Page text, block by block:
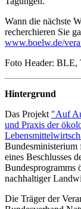
Wann die nächste
recherchieren Sie
www.boelw.de/
Foto Header: BLE,
Hintergrund
Das Projekt "Auf
und Praxis der
eines Beschlusses
Bundesprogramms
nachhaltiger
Die Träger der